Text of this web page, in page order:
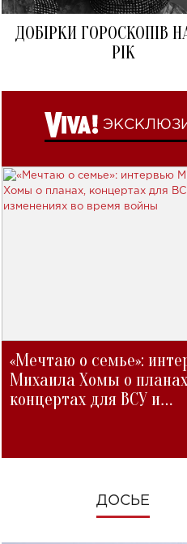
ДОБІРКИ ГОРОСКОПІВ
РІК
«Мечтаю о семье»:
Михаила Хомы о
концертах для ВСУ и
ДОСЬЕ